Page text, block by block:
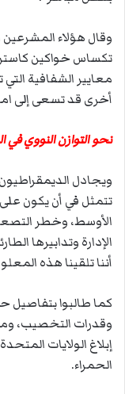
وقال هؤلاء
تكساس خواكين
معايير الشفافية
أخرى قد تسعى إلى
نحو التوازن النووي
ويجادل
تتمثل في أن يكون على
الأوسط، وخطر
الإدارة وتدابيرها
أننا تلقينا هذه
كما طالبوا بتفاصيل
وقدرات التخصيب،
إبلاغ الولايات
الحمراء.